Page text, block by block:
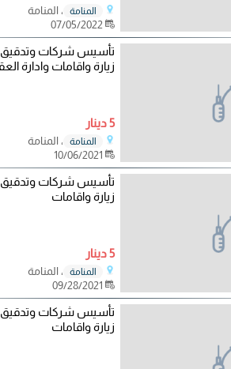
المنامة
، المنامة
تأسيس شركات وتدقيق
زيارة واقامات وادارة
5 دينار
المنامة
، المنامة
تأسيس شركات وتدقيق
زيارة واقامات
5 دينار
المنامة
، المنامة
تأسيس شركات وتدقيق
زيارة واقامات